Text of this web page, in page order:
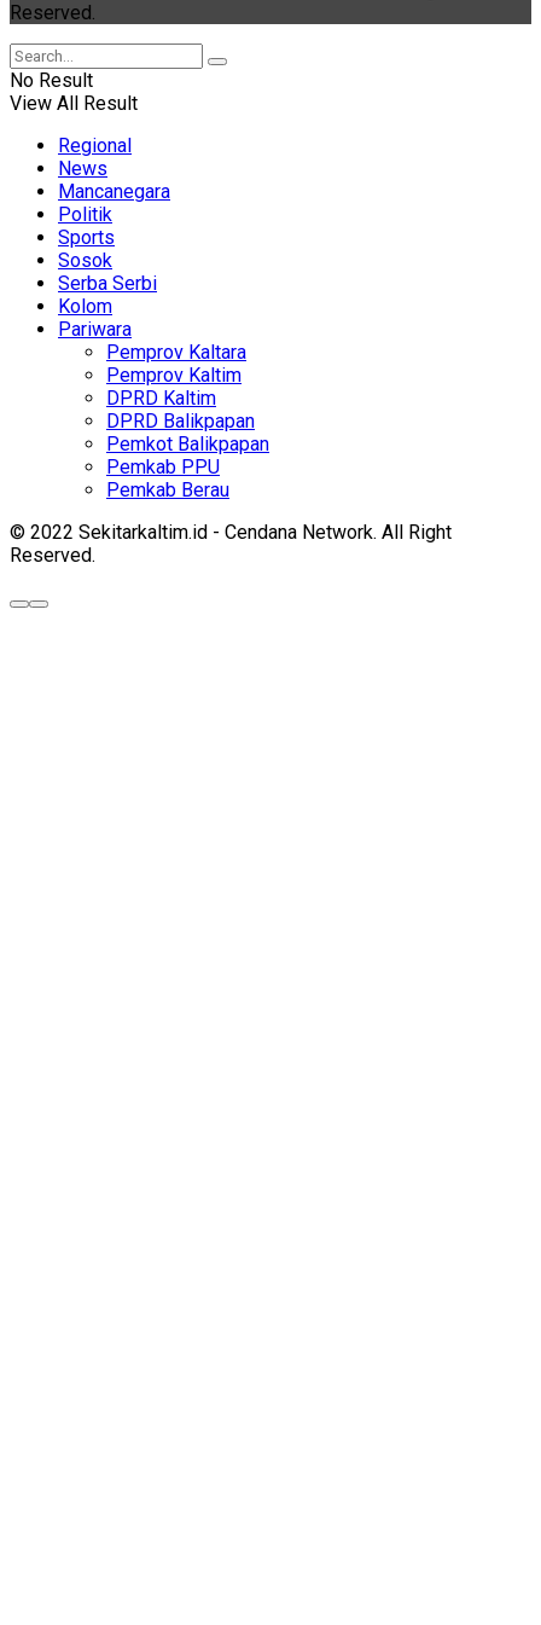
Reserved.
No Result
View All Result
Regional
News
Mancanegara
Politik
Sports
Sosok
Serba Serbi
Kolom
Pariwara
Pemprov Kaltara
Pemprov Kaltim
DPRD Kaltim
DPRD Balikpapan
Pemkot Balikpapan
Pemkab PPU
Pemkab Berau
© 2022 Sekitarkaltim.id - Cendana Network. All Right
Reserved.